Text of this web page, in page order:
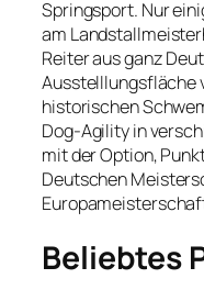
Springsport. Nur
am
Reiter aus ganz
Ausstelllungsfläche
historischen
Dog-Agility in
mit der Option,
Deutschen
Beliebtes